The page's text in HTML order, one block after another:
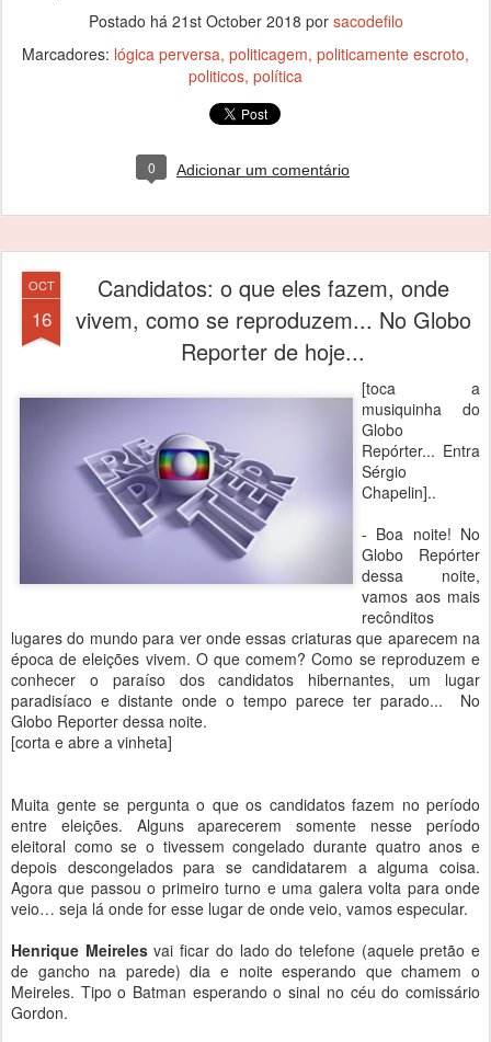
Postado há 21st October 2018 por sacodefilo
Marcadores: lógica perversa politicagem politicamente escroto
politicos política
0 Adicionar um comentário
OCT
16
Candidatos: o que eles fazem, onde
vivem, como se reproduzem... No Globo
Reporter de hoje...
[toca a
musiquinha do
Globo
Repórter... Entra
Sérgio
Chapelin]..
- Boa noite! No
Globo Repórter
dessa noite,
vamos aos mais
recônditos
lugares do mundo para ver onde essas criaturas que aparecem na
época de eleições vivem. O que comem? Como se reproduzem e
conhecer o paraíso dos candidatos hibernantes, um lugar
paradisíaco e distante onde o tempo parece ter parado... No
Globo Reporter dessa noite.
[corta e abre a vinheta]
Muita gente se pergunta o que os candidatos fazem no período
entre eleições. Alguns aparecerem somente nesse período
eleitoral como se o tivessem congelado durante quatro anos e
depois descongelados para se candidatarem a alguma coisa.
Agora que passou o primeiro turno e uma galera volta para onde
veio… seja lá onde for esse lugar de onde veio, vamos especular.
Henrique Meirelesvai ficar do lado do telefone (aquele pretão e
de gancho na parede) dia e noite esperando que chamem o
Meireles. Tipo o Batman esperando o sinal no céu do comissário
Gordon.